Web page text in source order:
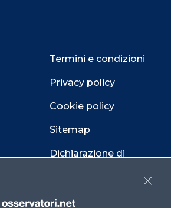
Termini e condizioni
Privacy policy
Cookie policy
Sitemap
Dichiarazione di